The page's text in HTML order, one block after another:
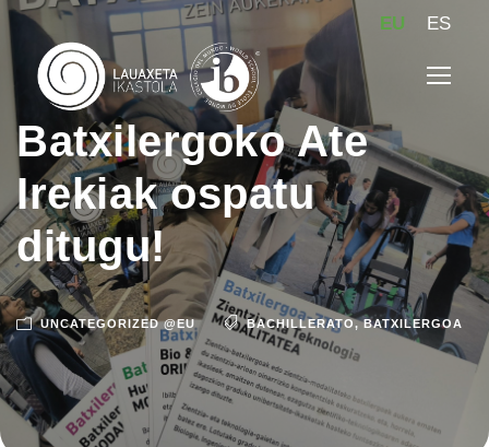
EU ES
Batxilergoko Ate
Irekiak ospatu
ditugu!
UNCATEGORIZED @EU BACHILLERATO, BATXILERGOA